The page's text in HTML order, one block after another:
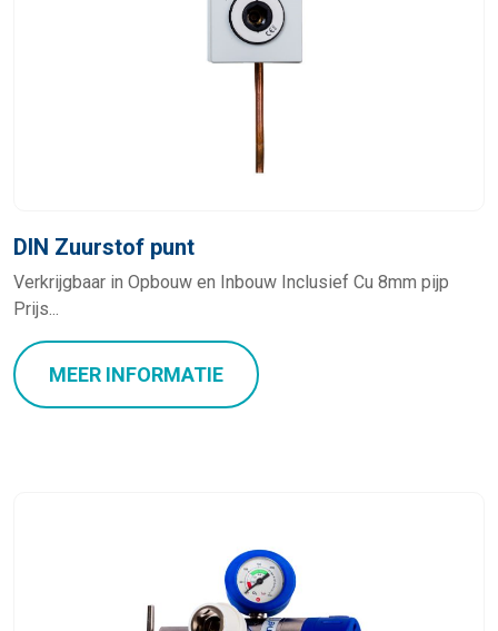
DIN Zuurstof punt
Verkrijgbaar in Opbouw en Inbouw Inclusief Cu 8mm pijp
Prijs...
MEER INFORMATIE